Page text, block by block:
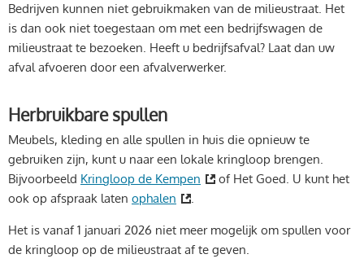
Bedrijven kunnen niet gebruikmaken van de milieustraat. Het
is dan ook niet toegestaan om met een bedrijfswagen de
milieustraat te bezoeken. Heeft u bedrijfsafval? Laat dan uw
afval afvoeren door een afvalverwerker.
Herbruikbare spullen
Meubels, kleding en alle spullen in huis die opnieuw te
gebruiken zijn, kunt u naar een lokale kringloop brengen.
Bijvoorbeeld Kringloop de Kempen
of Het Goed. U kunt het
ook op afspraak laten ophalen .
Het is vanaf 1 januari 2026 niet meer mogelijk om spullen voor
de kringloop op de milieustraat af te geven.